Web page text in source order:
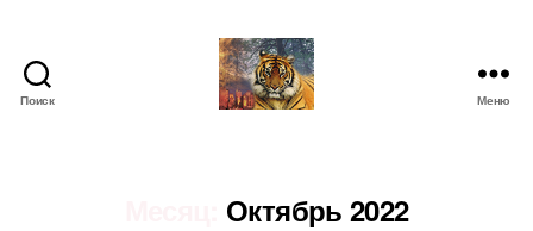
Поиск Меню
Октябрь 2022